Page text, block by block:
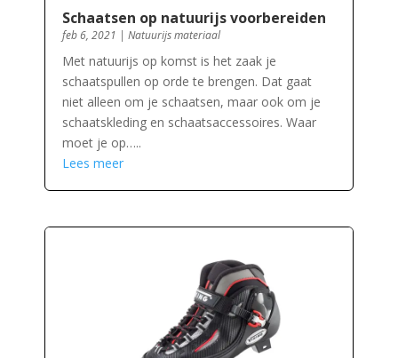
Schaatsen op natuurijs voorbereiden
feb 6, 2021 | Natuurijs materiaal
Met natuurijs op komst is het zaak je
schaatspullen op orde te brengen. Dat gaat
niet alleen om je schaatsen, maar ook om je
schaatskleding en schaatsaccessoires. Waar
moet je op…..
Lees meer